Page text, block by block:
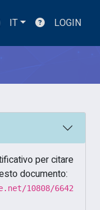
IT LOGIN
per citare
documento:
10808/6642